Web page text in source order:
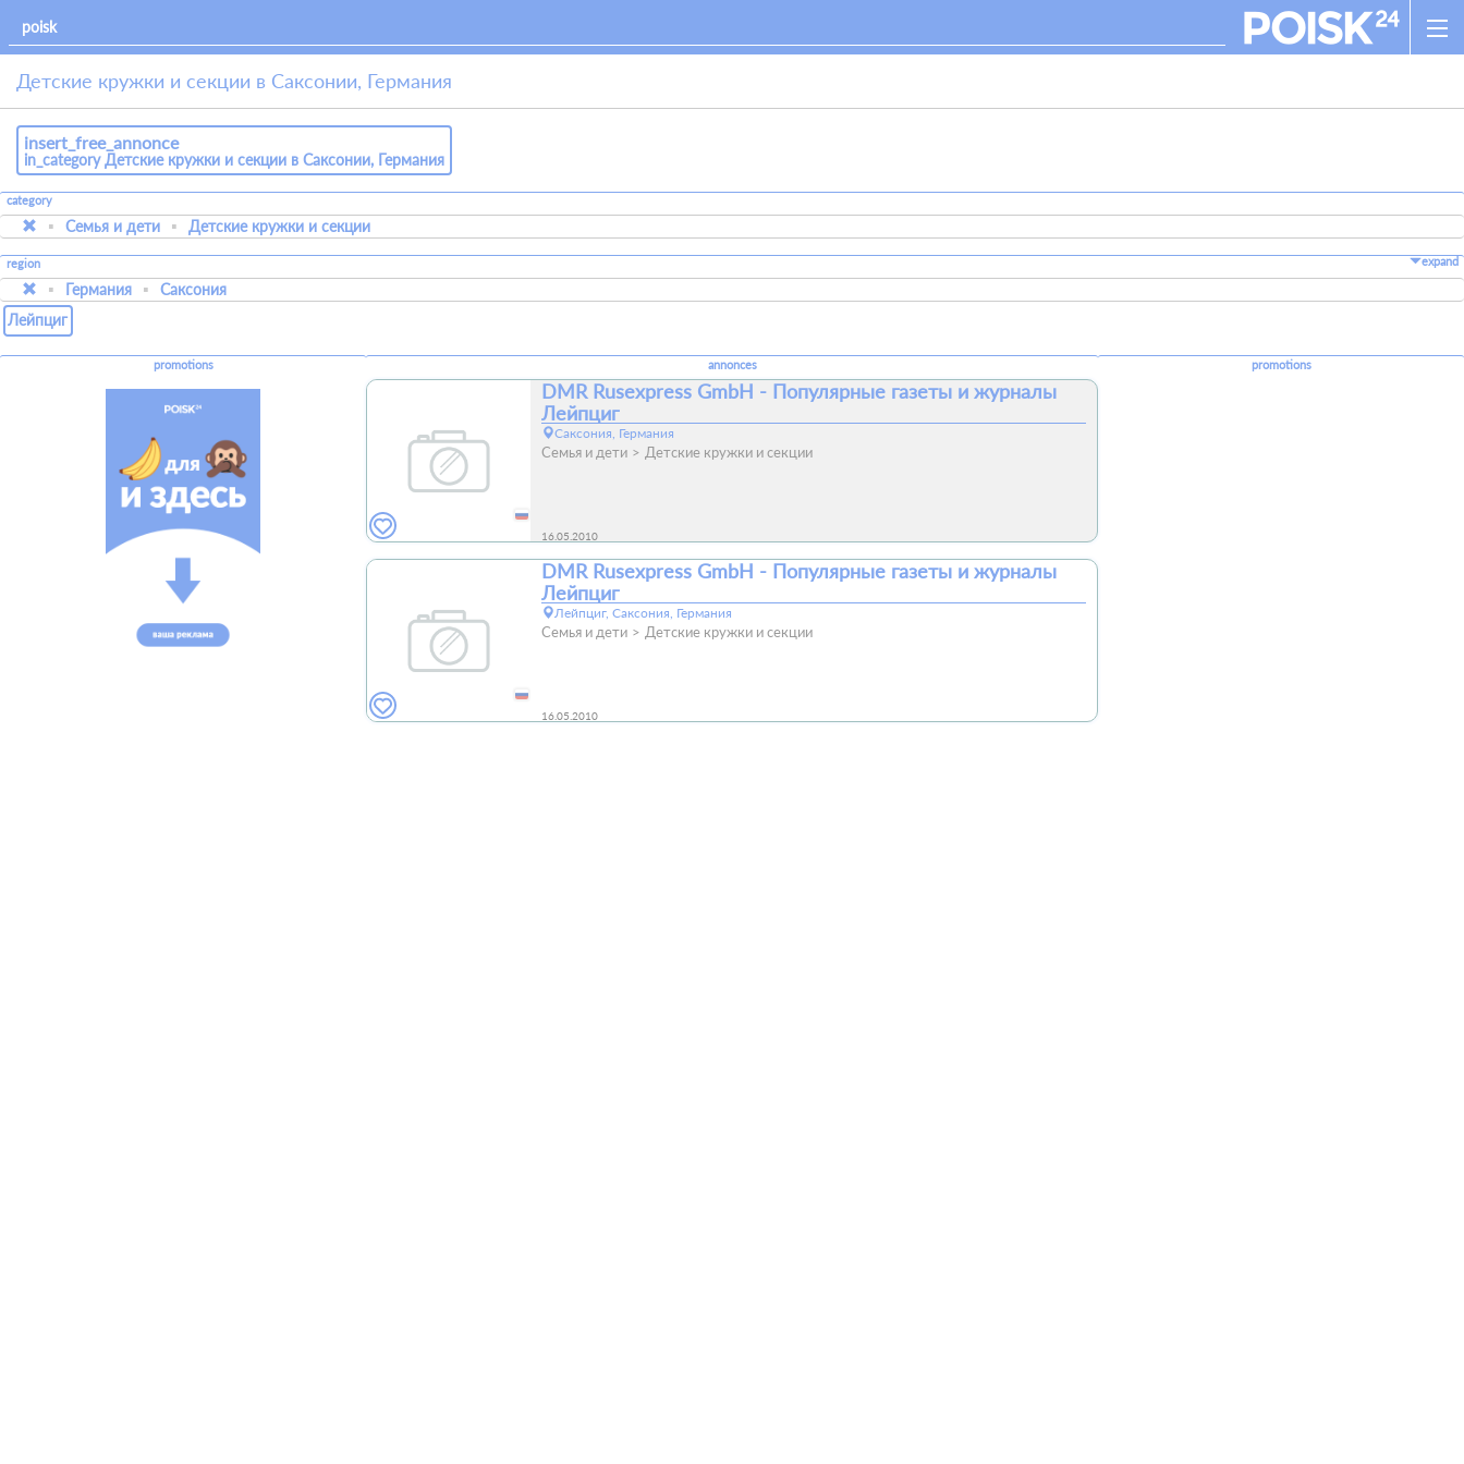
Детские кружки и секции в Саксонии, Германия
insert_free_annonce
in_category Детские кружки и секции в Саксонии, Германия
category
Семья и дети Детские кружки и секции
region expand
Германия
Саксония
Лейпциг
promotions promotions
annonces
DMR Rusexpress GmbH - Популярные газеты и журналы
Лейпциг
Саксония, Германия
Семья и дети Детские кружки и секции
16.05.2010
DMR Rusexpress GmbH - Популярные газеты и журналы
Лейпциг
Лейпциг, Саксония, Германия
Семья и дети Детские кружки и секции
16.05.2010